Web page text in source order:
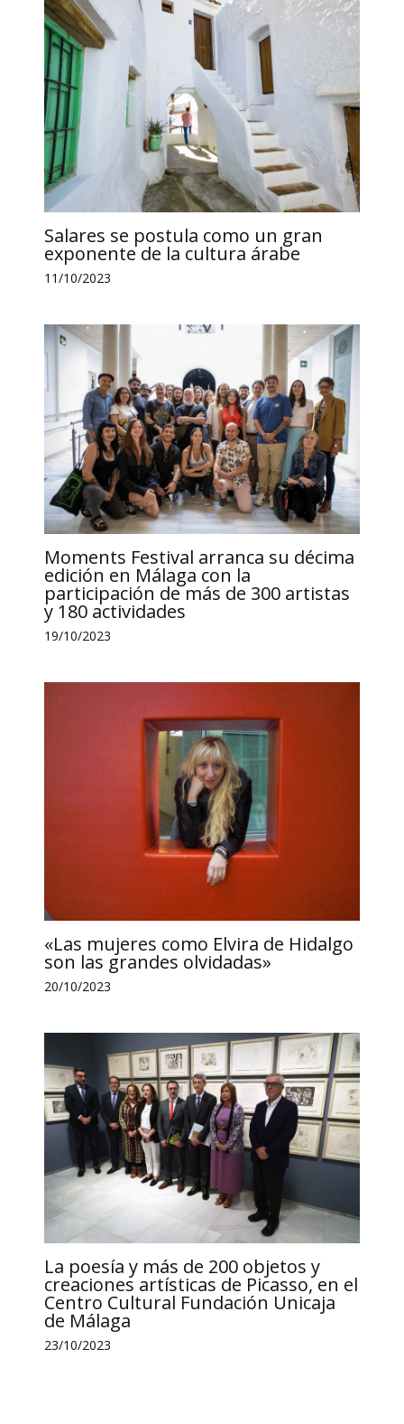
Salares se postula como un gran
exponente de la cultura árabe
11/10/2023
Moments Festival arranca su décima
edición en Málaga con la
participación de más de 300 artistas
y 180 actividades
19/10/2023
«Las mujeres como Elvira de Hidalgo
son las grandes olvidadas»
20/10/2023
La poesía y más de 200 objetos y
creaciones artísticas de Picasso, en el
Centro Cultural Fundación Unicaja
de Málaga
23/10/2023